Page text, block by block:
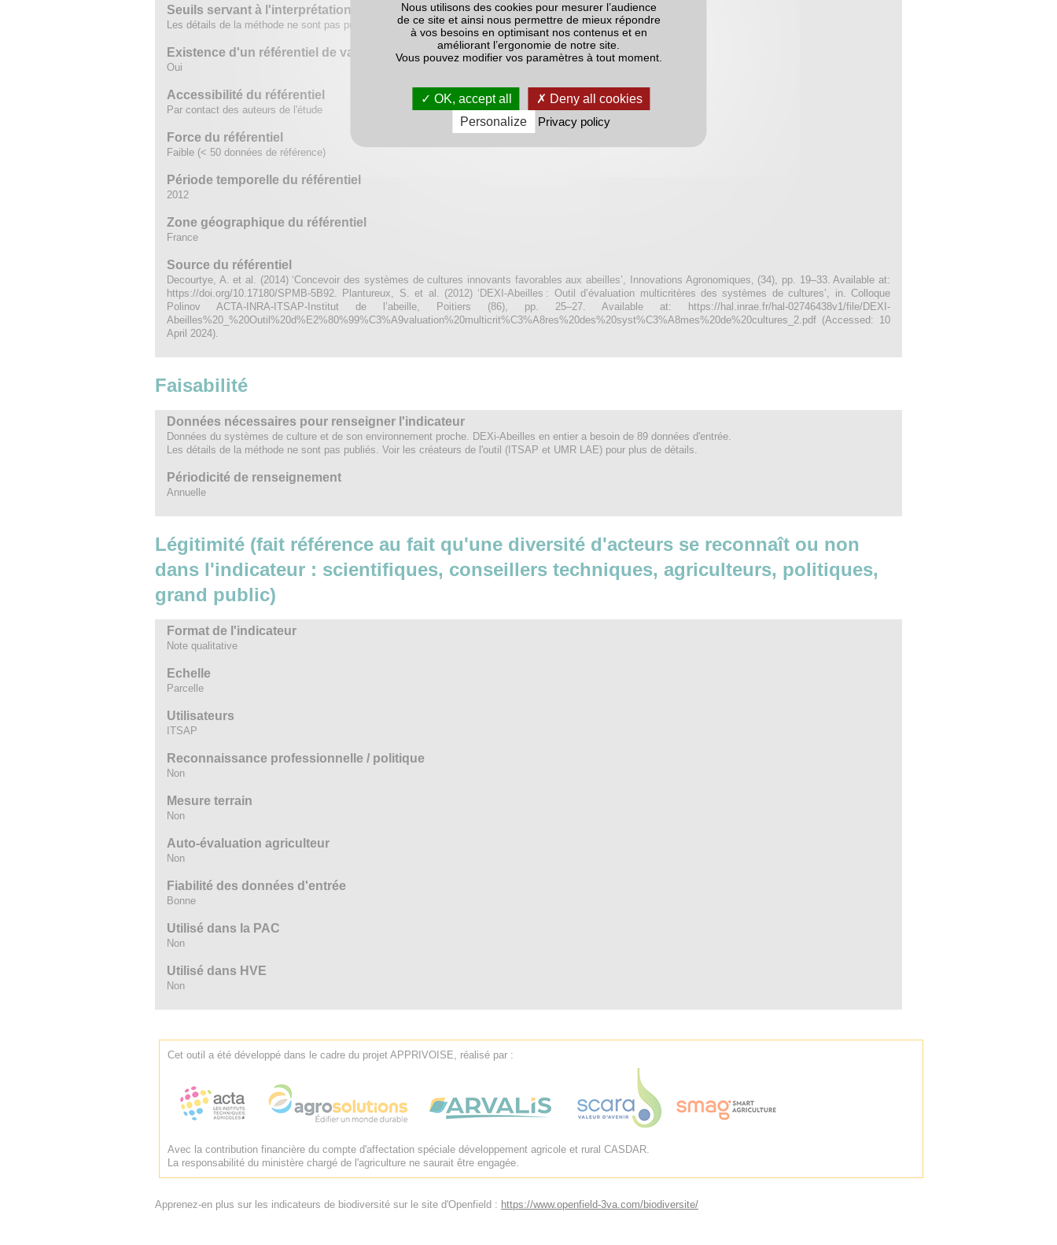
Seuils servant à l'interprétation de l'indicateur
Les détails de la méthode ne sont pas publiés. Voir les créateurs de l'outil (ITSAP et UMR LAE) pour plus de détails.
Existence d'un référentiel de valeurs
Oui
Accessibilité du référentiel
Par contact des auteurs de l'étude
Force du référentiel
Faible (< 50 données de référence)
Période temporelle du référentiel
2012
Zone géographique du référentiel
France
Source du référentiel
Decourtye, A. et al. (2014) ‘Concevoir des systèmes de cultures innovants favorables aux abeilles’, Innovations Agronomiques, (34), pp. 19–33. Available at:
https://doi.org/10.17180/SPMB-5B92. Plantureux, S. et al. (2012) ‘DEXI-Abeilles : Outil d’évaluation multicritères des systèmes de cultures’, in. Colloque
Polinov ACTA-INRA-ITSAP-Institut de l’abeille, Poitiers (86), pp. 25–27. Available at: https://hal.inrae.fr/hal-02746438v1/file/DEXI-
Abeilles%20_%20Outil%20d%E2%80%99%C3%A9valuation%20multicrit%C3%A8res%20des%20syst%C3%A8mes%20de%20cultures_2.pdf (Accessed: 10
April 2024).
Faisabilité
Données nécessaires pour renseigner l'indicateur
Données du systèmes de culture et de son environnement proche. DEXi-Abeilles en entier a besoin de 89 données d'entrée.
Les détails de la méthode ne sont pas publiés. Voir les créateurs de l'outil (ITSAP et UMR LAE) pour plus de détails.
Périodicité de renseignement
Annuelle
Légitimité (fait référence au fait qu'une diversité d'acteurs se reconnaît ou non
dans l'indicateur : scientifiques, conseillers techniques, agriculteurs, politiques,
grand public)
Format de l'indicateur
Note qualitative
Echelle
Parcelle
Utilisateurs
ITSAP
Reconnaissance professionnelle / politique
Non
Mesure terrain
Non
Auto-évaluation agriculteur
Non
Fiabilité des données d'entrée
Bonne
Utilisé dans la PAC
Non
Utilisé dans HVE
Non
Cet outil a été développé dans le cadre du projet APPRIVOISE, réalisé par :
Avec la contribution financière du compte d'affectation spéciale développement agricole et rural CASDAR.
La responsabilité du ministère chargé de l'agriculture ne saurait être engagée.
Apprenez-en plus sur les indicateurs de biodiversité sur le site d'Openfield : https://www.openfield-3va.com/biodiversite/
Nous utilisons des cookies pour mesurer l’audience
de ce site et ainsi nous permettre de mieux répondre
à vos besoins en optimisant nos contenus et en
améliorant l’ergonomie de notre site.
Vous pouvez modifier vos paramètres à tout moment.
OK, accept all
Deny all cookies
Personalize
Privacy policy